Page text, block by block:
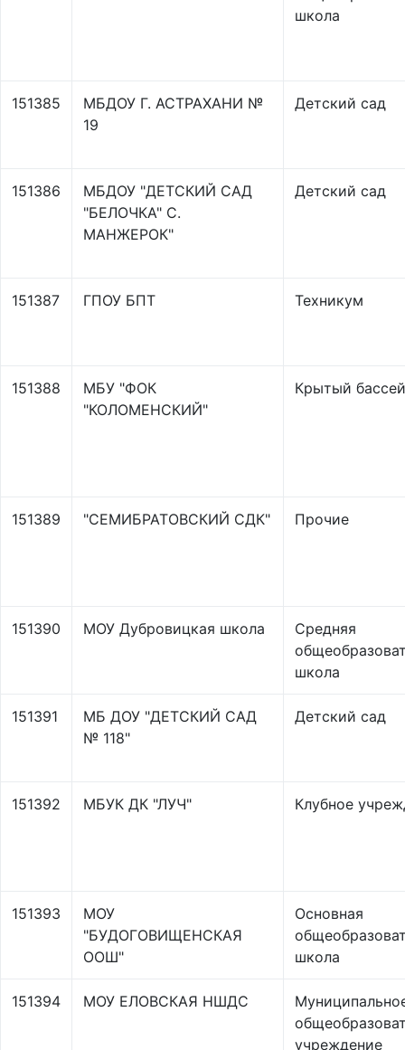
школа
151385
МБДОУ Г. АСТРАХАНИ №
19
Детский сад
151386
МБДОУ "ДЕТСКИЙ САД
"БЕЛОЧКА" С.
МАНЖЕРОК"
Детский сад
151387 ГПОУ БПТ Техникум
151388
МБУ "ФОК
"КОЛОМЕНСКИЙ"
Крытый
151389 "СЕМИБРАТОВСКИЙ СДК" Прочие
151390 МОУ Дубровицкая школа
Средняя
школа
151391
МБ ДОУ "ДЕТСКИЙ САД
№ 118"
Детский сад
151392 МБУК ДК "ЛУЧ" Клубное
151393
МОУ
"БУДОГОВИЩЕНСКАЯ
ООШ"
Основная
школа
151394 МОУ ЕЛОВСКАЯ НШДС
учреждение